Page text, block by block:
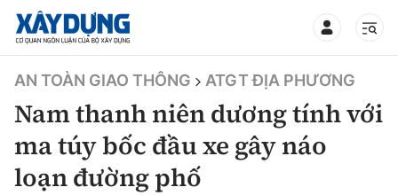
TIN BỘ XÂY DỰNG
CHUYÊN MỤC
AN TOÀN GIAO THÔNG ATGT ĐỊA PHƯƠNG
Nam thanh niên dương tính với
ma túy bốc đầu xe gây náo
loạn đường phố